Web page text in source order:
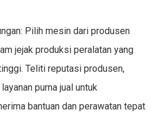
Pilih mesin dari produsen
jejak produksi peralatan yang
Teliti reputasi produsen,
purna jual untuk
bantuan dan perawatan tepat